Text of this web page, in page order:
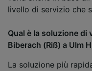
livello di servizio che
Qual è la soluzione di
Biberach (Riß) a Ulm
La soluzione più